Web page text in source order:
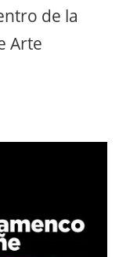
de la
Arte